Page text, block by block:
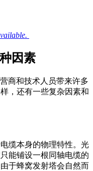
因素
商和技术人员带来许多
，还有一些复杂因素和
缆本身的物理特性。光
能铺设一根同轴电缆的
于蜂窝发射塔会自然而